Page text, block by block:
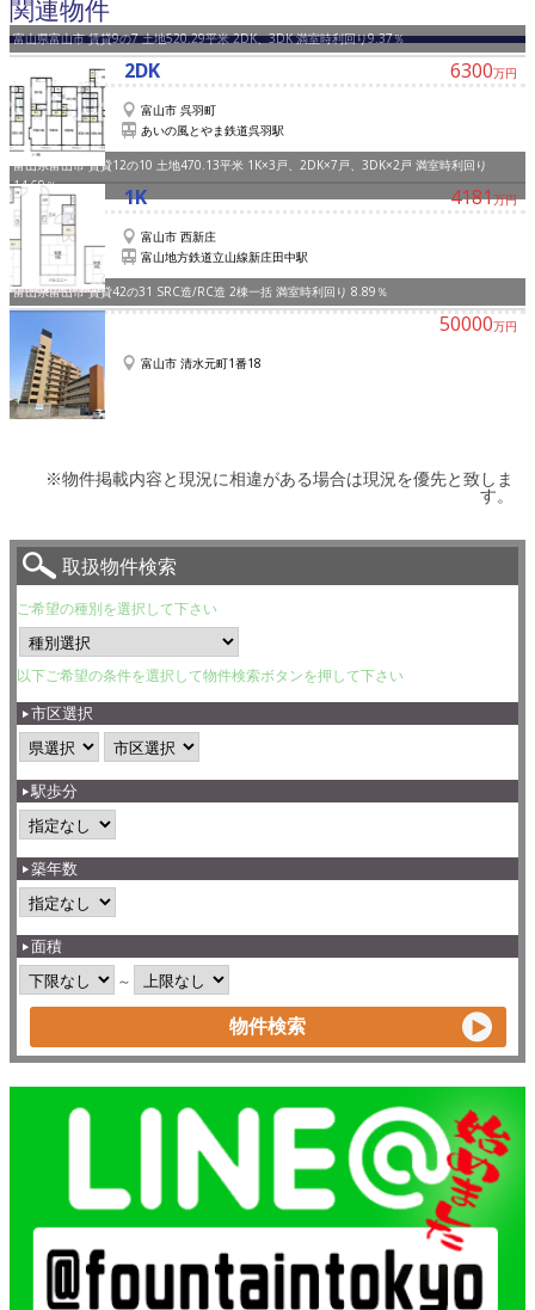
関連物件
富山県富山市 賃貸9の7 土地520.29平米 2DK、3DK 満室時利回り9.37％
6300万円
2DK
富山市 呉羽町
あいの風とやま鉄道呉羽駅
富山県富山市 賃貸12の10 土地470.13平米 1K×3戸、2DK×7戸、3DK×2戸 満室時利回り
14.69％
4181万円
1K
富山市 西新庄
富山地方鉄道立山線新庄田中駅
富山県富山市 賃貸42の31 SRC造/RC造 2棟一括 満室時利回り 8.89％
50000万円
富山市 清水元町1番18
※物件掲載内容と現況に相違がある場合は現況を優先と致しま
す。
取扱物件検索
ご希望の種別を選択して下さい
以下ご希望の条件を選択して物件検索ボタンを押して下さい
市区選択
駅歩分
築年数
面積
～